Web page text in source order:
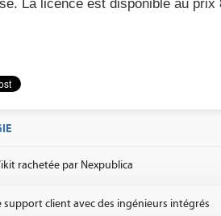
La licence est disponible au prix
rachetée par Nexpublica
support client avec des ingénieurs intégrés